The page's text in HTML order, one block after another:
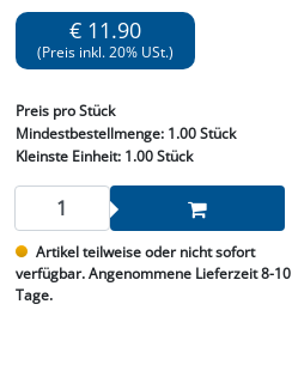
€ 11.90
(Preis inkl. 20% USt.)
Preis pro Stück
Mindestbestellmenge: 1.00 Stück
Kleinste Einheit:1.00 Stück
Artikel teilweise oder nicht sofort
verfügbar. Angenommene Lieferzeit 8-10
Tage.